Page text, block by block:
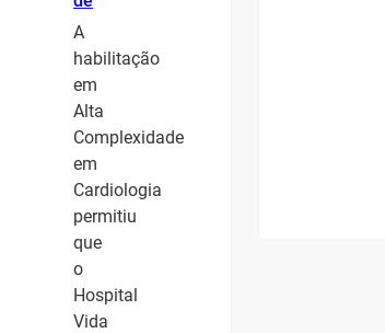
A
habilitação
em
Alta
Complexidade
em
Cardiologia
permitiu
que
o
Hospital
Vida